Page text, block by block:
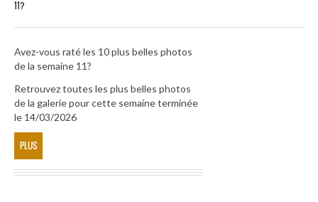
11?
Avez-vous raté les 10 plus belles photos
de la semaine 11?
Retrouvez toutes les plus belles photos
de la galerie pour cette semaine terminée
le 14/03/2026
PLUS